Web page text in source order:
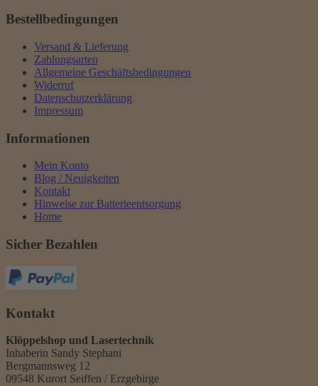
Bestellbedingungen
Versand & Lieferung
Zahlungsarten
Allgemeine Geschäftsbedingungen
Widerruf
Datenschutzerklärung
Impressum
Informationen
Mein Konto
Blog / Neuigkeiten
Kontakt
Hinweise zur Batterieentsorgung
Home
Sicher Bezahlen
Kontakt
Klöppelshop und Lasertechnik
Inhaberin Sandy Stephani
Bergmannsweg 12
09548 Kurort Seiffen / Erzgebirge